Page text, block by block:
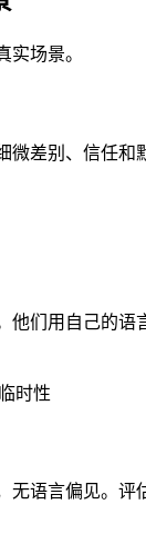
场景。
微差别、信任
他们用自己的语
时性
无语言偏见。评